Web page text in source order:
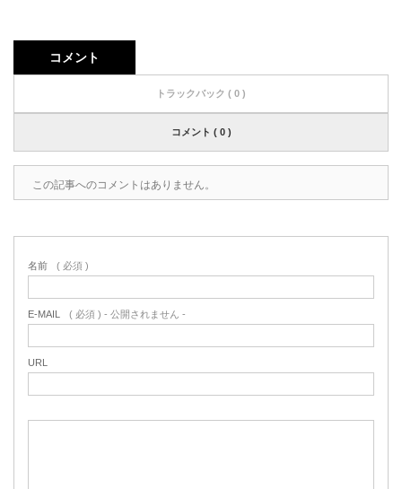
コメント
トラックバック ( 0 )
コメント ( 0 )
この記事へのコメントはありません。
名前 ( 必須 )
E-MAIL ( 必須 ) - 公開されません -
URL